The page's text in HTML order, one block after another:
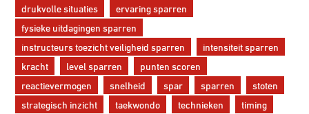
drukvolle situaties
ervaring sparren
fysieke uitdagingen sparren
instructeurs toezicht veiligheid sparren
intensiteit sparren
kracht
level sparren
punten scoren
reactievermogen
snelheid spar sparren
stoten
strategisch inzicht
taekwondo technieken
timing